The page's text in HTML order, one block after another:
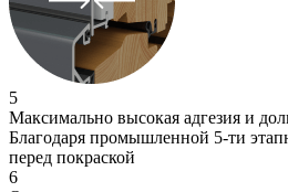
5
Максимально высокая адгезия и
Благодаря промышленной 5-ти
перед покраской
6